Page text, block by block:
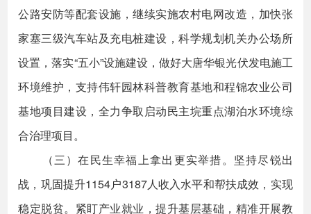
公路安防等配套设施，继续实施农村电网改造，加快张
家塞三级汽车站及充电桩建设，科学规划机关办公场所
设置，落实“五小”设施建设，做好大唐华银光伏发电施工
环境维护，支持伟轩园林科普教育基地和程锦农业公司
基地项目建设，全力争取启动民主垸重点湖泊水环境综
合治理项目。
（三）在民生幸福上拿出更实举措。坚持尽锐出
战，巩固提升1154户3187人收入水平和帮扶成效，实现
稳定脱贫。紧盯产业就业，提升基层基础，精准开展教